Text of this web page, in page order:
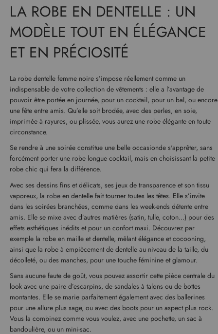
LA ROBE EN DENTELLE : UN
MODÈLE TOUT EN ÉLÉGANCE
ET EN PRÉCIOSITÉ
La robe dentelle femme noire s’impose réellement comme un
indispensable de votre collection de vêtements : elle a l’avantage de
pouvoir être portée en journée, pour un cocktail, pour un bal, ou encore
une fête entre amis. Qu’elle soit brodée, avec des perles, en soie,
imprimée à rayures, ou plissée, vous aurez une robe élégante en toute
circonstance.
Se rendre à une soirée constitue une belle occasionde s'apprêter, sans
forcément porter une robe longue cocktail, mais en choisissant la petite
robe chic qui fera la différence.
Avec ses dessins fins et délicats, ses jeux de transparence et son tissu
vaporeux, la robe en dentelle fait tourner toutes les têtes. Elle s’invite
dans les soirées branchées, comme dans les week-ends détente entre
amis. Elle se mixe avec d’autres matières (satin, tulle, coton...) pour des
effets esthétiques inédits et pour un confort maxi. Découvrez par
exemple la robe en maille et dentelle, mêlant élégance et cocooning,
ainsi que la robe à empiècement de dentelle au niveau de la taille, du
décolleté, ou des manches, pour une touche féminine et glamour.
Sans aucune faute de goût, vous pouvez assortir cette pièce centrale du
look avec une paire d’escarpins, de sandales à talons ou de bottes
montantes. Elle se marie parfaitement également avec des ballerines
pour une allure plus sage, ou avec des boots pour un aspect plus rock.
Vous la combinez comme vous voulez, avec une pochette, un sac à
bandoulière, ou un mini-sac.